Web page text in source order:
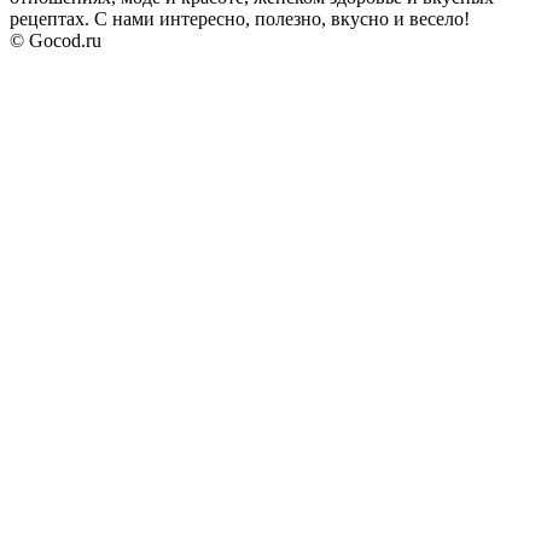
рецептах. С нами интересно, полезно, вкусно и весело!
© Gocod.ru